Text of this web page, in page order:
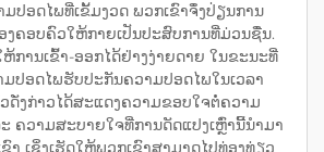
ປອດໄພທີ່ເຂັ້ມງວດ ພວກເຂົາຈຶ່ງປ່ຽນການ
ງຄອບຄົວໃຫ້ກາຍເປັນປະສົບການທີ່ມ່ວນຊື່ນ.
ການເຂົ້າ-ອອກໄດ້ຢ່າງງ່າຍດາຍ ໃນຂະນະທີ່
ປອດໄພຮັບປະກັນຄວາມປອດໄພໃນເວລາ
ດັ່ງກ່າວໄດ້ສະແດງຄວາມຂອບໃຈຕໍ່ຄວາມ
ຄວາມສະບາຍໃຈທີ່ການດັດແປງເຫຼົ່ານີ້ນຳມາ
າ ເຊິ່ງເຮັດໃຫ້ພວກເຂົາສາມາດໄປທ່ອງທ່ຽວ